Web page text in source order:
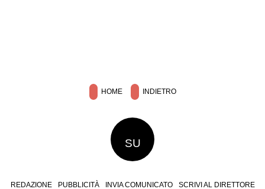
HOME INDIETRO
SU
REDAZIONE PUBBLICITÀ INVIA COMUNICATO SCRIVI AL DIRETTORE